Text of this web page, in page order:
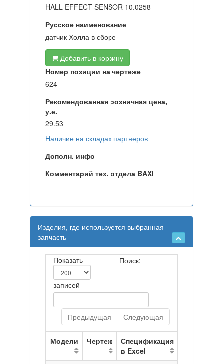
HALL EFFECT SENSOR 10.0258
Русское наименование
датчик Холла в сборе
Добавить в корзину
Номер позиции на чертеже
624
Рекомендованная розничная цена,
у.е.
29.53
Наличие на складах партнеров
Дополн. инфо
Комментарий тех. отдела BAXI
-
Изделия, где используется выбранная
запчасть
Показать
записей
Поиск:
Предыдущая Следующая
Модели Чертеж
Спецификация
в Excel